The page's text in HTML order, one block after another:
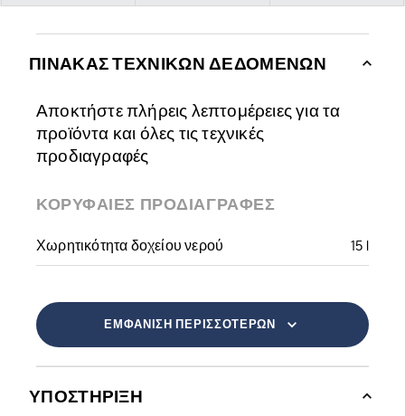
ΠΊΝΑΚΑΣ ΤΕΧΝΙΚΏΝ ΔΕΔΟΜΈΝΩΝ
Αποκτήστε πλήρεις λεπτομέρειες για τα
προϊόντα και όλες τις τεχνικές
προδιαγραφές
ΚΟΡΥΦΑΊΕΣ ΠΡΟΔΙΑΓΡΑΦΈΣ
Χωρητικότητα δοχείου νερού 15 l
ΕΜΦΆΝΙΣΗ ΠΕΡΙΣΣΌΤΕΡΩΝ
ΥΠΟΣΤΉΡΙΞΗ